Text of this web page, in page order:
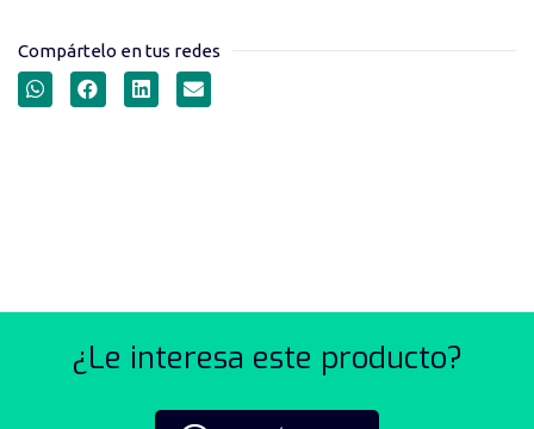
Compártelo en tus redes
¿Le interesa este producto?